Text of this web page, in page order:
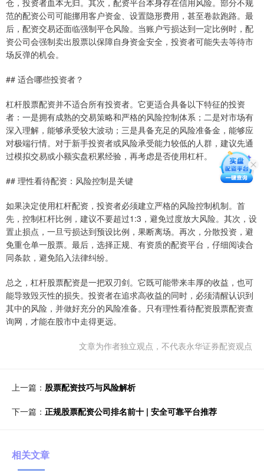
范的配资公司可能挪用客户资金、设置隐形费用，甚至卷款跑路。最
后，配资交易还面临强制平仓风险。当账户亏损达到一定比例时，配
资公司会强制卖出股票以保障自身资金安全，投资者可能失去等待市
场反弹的机会。
## 适合哪些投资者？
杠杆股票配资并不适合所有投资者。它更适合具备以下特征的投资
者：一是拥有成熟的交易策略和严格的风险控制体系；二是对市场有
深入理解，能够承受较大波动；三是具备充足的风险准备金，能够应
对极端行情。对于新手投资者或风险承受能力较低的人群，建议先通
过模拟交易或小额实盘积累经验，再考虑是否使用杠杆。
## 理性看待配资：风险控制是关键
如果决定使用杠杆配资，投资者必须建立严格的风险控制机制。首
先，控制杠杆比例，建议不要超过1:3，避免过度放大风险。其次，设
置止损点，一旦亏损达到预设比例，果断离场。再次，分散投资，避
免重仓单一股票。最后，选择正规、有资质的配资平台，仔细阅读合
同条款，避免陷入法律纠纷。
总之，杠杆股票配资是一把双刃剑。它既可能带来丰厚的收益，也可
能导致毁灭性的损失。投资者在追求高收益的同时，必须清醒认识到
其中的风险，并做好充分的风险准备。只有理性看待配资股票配资查
询网，才能在股市中走得更远。
文章为作者独立观点，不代表永华证券配资观点
上一篇： 股票配资技巧与风险解析
下一篇： 正规股票配资公司排名前十 | 安全可靠平台推荐
相关文章